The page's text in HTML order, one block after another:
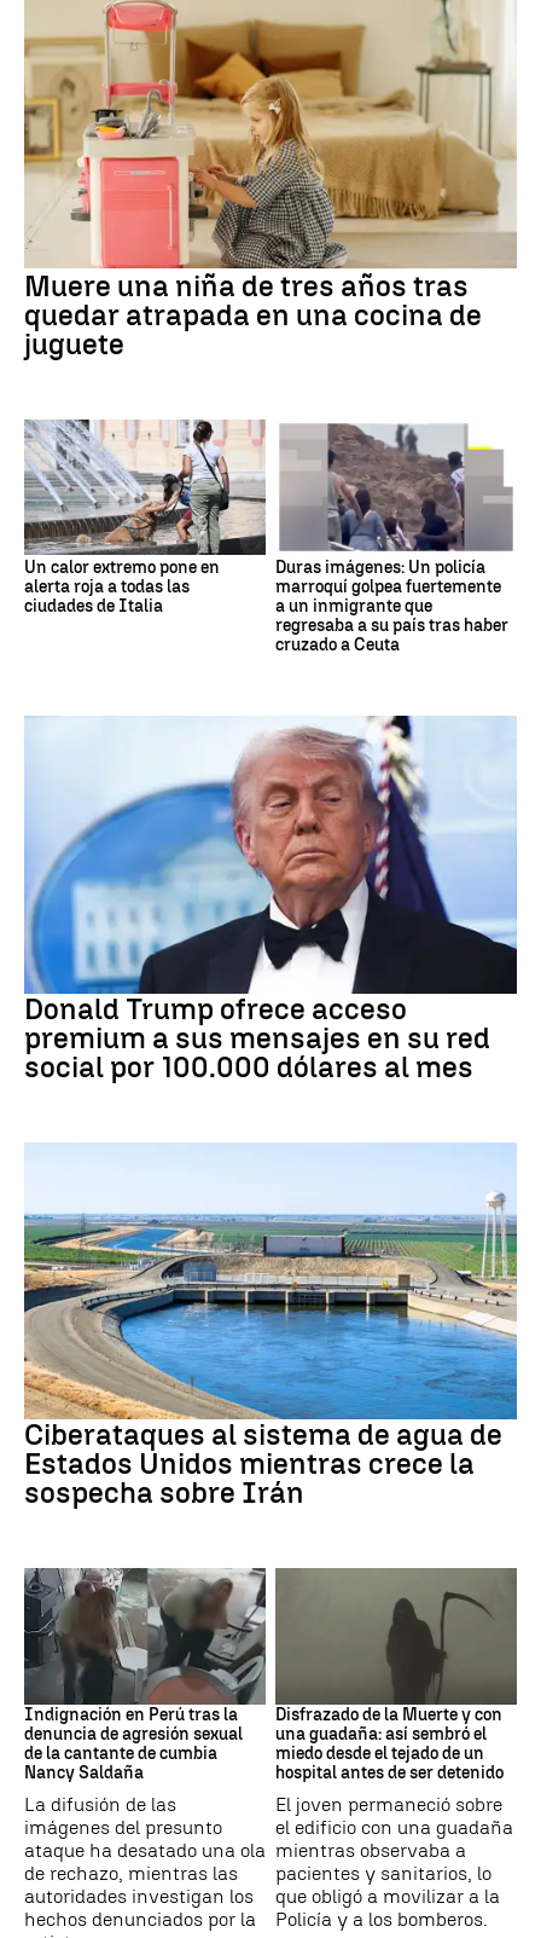
Muere una niña de tres años tras
quedar atrapada en una cocina de
juguete
Un calor extremo pone en
alerta roja a todas las
ciudades de Italia
Duras imágenes: Un policía
marroquí golpea fuertemente
a un inmigrante que
regresaba a su país tras haber
cruzado a Ceuta
DONALD TRUMP
Donald Trump ofrece acceso
premium a sus mensajes en su red
social por 100.000 dólares al mes
Guerra Irán
Ciberataques al sistema de agua de
Estados Unidos mientras crece la
sospecha sobre Irán
Indignación en Perú tras la
denuncia de agresión sexual
de la cantante de cumbia
Nancy Saldaña
La difusión de las
imágenes del presunto
ataque ha desatado una ola
de rechazo, mientras las
autoridades investigan los
hechos denunciados por la
Disfrazado de la Muerte y con
una guadaña: así sembró el
miedo desde el tejado de un
hospital antes de ser detenido
El joven permaneció sobre
el edificio con una guadaña
mientras observaba a
pacientes y sanitarios, lo
que obligó a movilizar a la
Policía y a los bomberos.